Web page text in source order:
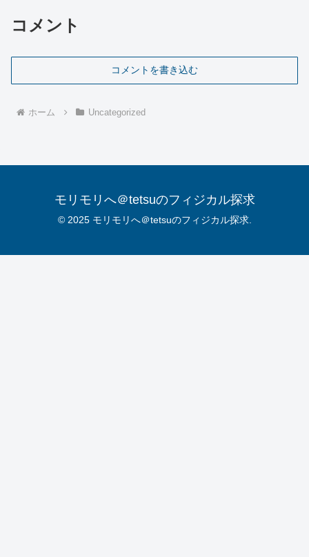
コメント
コメントを書き込む
ホーム Uncategorized
モリモリへ＠tetsuのフィジカル探求
© 2025 モリモリへ＠tetsuのフィジカル探求.